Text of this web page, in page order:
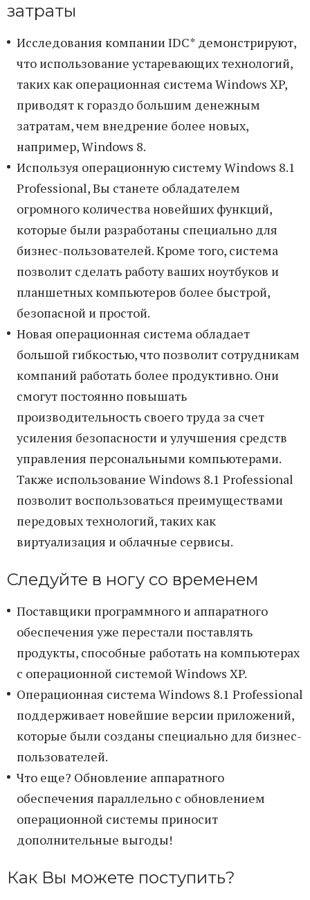
затраты
Исследования компании IDC* демонстрируют,
что использование устаревающих технологий,
таких как операционная система Windows XP,
приводят к гораздо большим денежным
затратам, чем внедрение более новых,
например, Windows 8.
Используя операционную систему Windows 8.1
Professional, Вы станете обладателем
огромного количества новейших функций,
которые были разработаны специально для
бизнес-пользователей. Кроме того, система
позволит сделать работу ваших ноутбуков и
планшетных компьютеров более быстрой,
безопасной и простой.
Новая операционная система обладает
большой гибкостью, что позволит сотрудникам
компаний работать более продуктивно. Они
смогут постоянно повышать
производительность своего труда за счет
усиления безопасности и улучшения средств
управления персональными компьютерами.
Также использование Windows 8.1 Professional
позволит воспользоваться преимуществами
передовых технологий, таких как
виртуализация и облачные сервисы.
Следуйте в ногу со временем
Поставщики программного и аппаратного
обеспечения уже перестали поставлять
продукты, способные работать на компьютерах
с операционной системой Windows XP.
Операционная система Windows 8.1 Professional
поддерживает новейшие версии приложений,
которые были созданы специально для бизнес-
пользователей.
Что еще? Обновление аппаратного
обеспечения параллельно с обновлением
операционной системы приносит
дополнительные выгоды!
Как Вы можете поступить?